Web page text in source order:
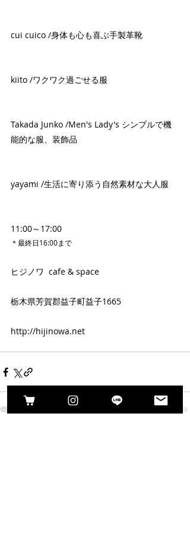
cui cuico /身体も心も喜ぶ手製革靴
kiito /ワクワク過ごせる服
Takada Junko /Men's Lady's シンプルで機
能的な服、装飾品
yayami /生活に寄り添う自然素材な大人服
11:00～17:00
＊最終日16:00まで
ヒジノワ  cafe & space
栃木県芳賀郡益子町益子1665
http://hijinowa.net